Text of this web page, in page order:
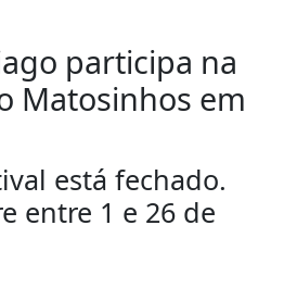
participa na
Matosinhos em
está fechado.
entre 1 e 26 de